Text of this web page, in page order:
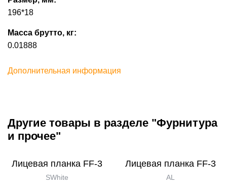
196*18
Масса брутто, кг:
0.01888
Дополнительная информация
Другие товары в разделе "Фурнитура
и прочее"
Лицевая планка FF-3
SWhite
Лицевая планка FF-3
AL